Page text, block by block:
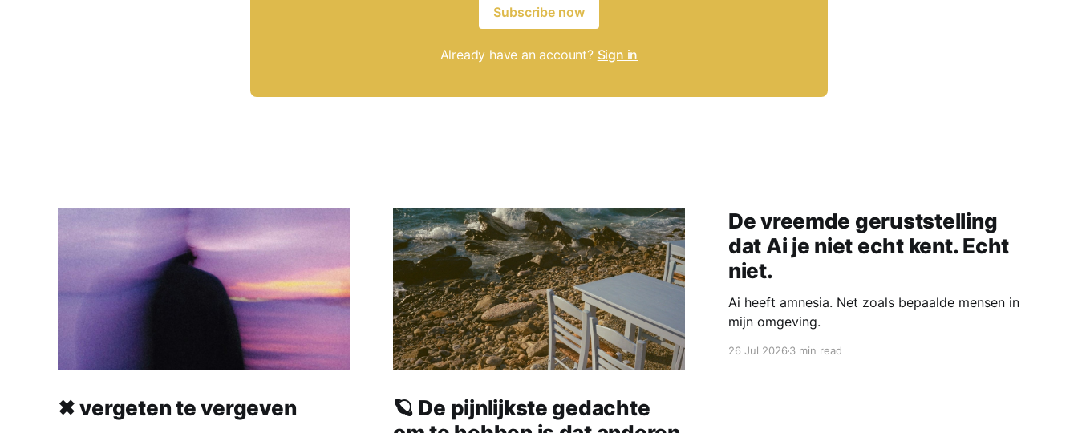
Subscribe now
Already have an account? Sign in
✖ vergeten te vergeven
🪐 De pijnlijkste gedachte
De vreemde geruststelling
dat Ai je niet echt kent. Echt
niet.
Ai heeft amnesia. Net zoals bepaalde mensen in
mijn omgeving.
26 Jul 20263 min read